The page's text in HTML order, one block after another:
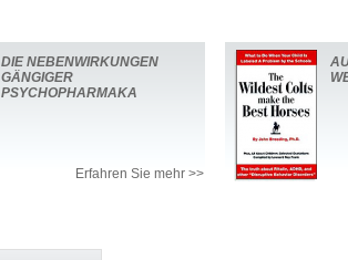
DIE NEBENWIRKUNGEN
GÄNGIGER
PSYCHOPHARMAKA
Erfahren Sie mehr >>